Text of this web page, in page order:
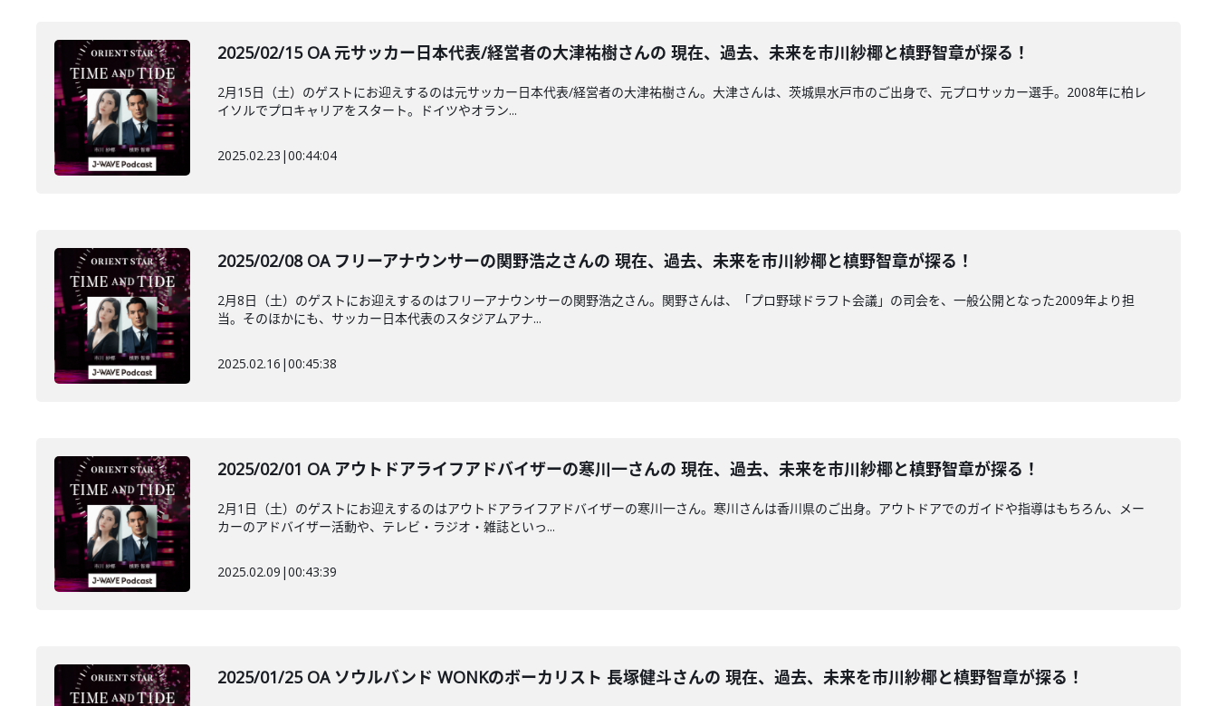
2025/02/15 OA 元サッカー日本代表/経営者の大津祐樹さんの 現在、過去、未来を市川紗椰と槙野智章が探る！
2月15日（土）のゲストにお迎えするのは元サッカー日本代表/経営者の大津祐樹さん。大津さんは、茨城県水戸市のご出身で、元プロサッカー選手。2008年に柏レ
イソルでプロキャリアをスタート。ドイツやオラン...
2025.02.23 |00:44:04
2025/02/08 OA フリーアナウンサーの関野浩之さんの 現在、過去、未来を市川紗椰と槙野智章が探る！
2月8日（土）のゲストにお迎えするのはフリーアナウンサーの関野浩之さん。関野さんは、「プロ野球ドラフト会議」の司会を、一般公開となった2009年より担
当。そのほかにも、サッカー日本代表のスタジアムアナ...
2025.02.16 |00:45:38
2025/02/01 OA アウトドアライフアドバイザーの寒川一さんの 現在、過去、未来を市川紗椰と槙野智章が探る！
2月1日（土）のゲストにお迎えするのはアウトドアライフアドバイザーの寒川一さん。寒川さんは香川県のご出身。アウトドアでのガイドや指導はもちろん、メー
カーのアドバイザー活動や、テレビ・ラジオ・雑誌といっ...
2025.02.09 |00:43:39
2025/01/25 OA ソウルバンド WONKのボーカリスト 長塚健斗さんの 現在、過去、未来を市川紗椰と槙野智章が探る！